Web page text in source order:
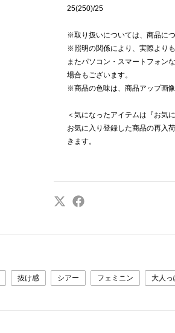
25(250)/25
※取り扱いについては、商品に
※照明の関係により、実際より
またパソコン・スマートフォン
場合もございます。
※商品の色味は、商品アップ画像
＜気になったアイテムは『お気
お気に入り登録した商品の再入
きます。
抜け感 シアー フェミニン 大人っ